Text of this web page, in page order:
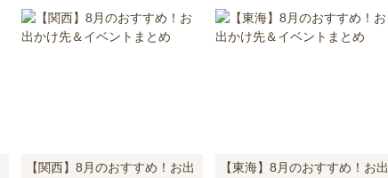
【関西】8月のおすすめ！お出
【東海】8月のおすすめ！お出